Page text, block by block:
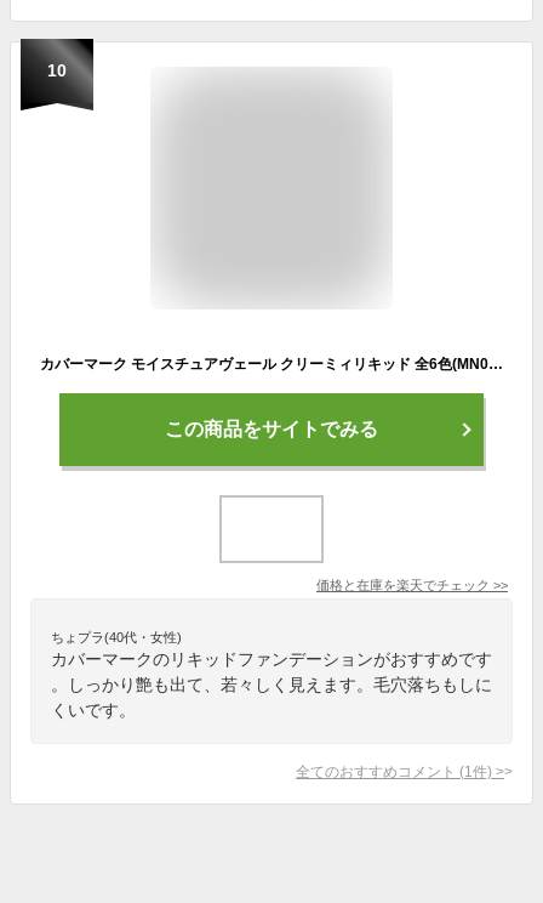
10
カバーマーク モイスチュアヴェール クリーミィリキッド 全6色(MN00 MN10 MN20 MN30 MN40 MO20)カバーマークファンデーション クリームファンデーション リキッドファンデーション COVERMARK(covermark) カバマファンデ 保湿 うるおい 潤い 光 ツヤ つや カバー力
この商品をサイトでみる
価格と在庫を楽天でチェック >>
ちょプラ(40代・女性)
カバーマークのリキッドファンデーションがおすすめです
。しっかり艶も出て、若々しく見えます。毛穴落ちもしに
くいです。
全てのおすすめコメント (1 件) >